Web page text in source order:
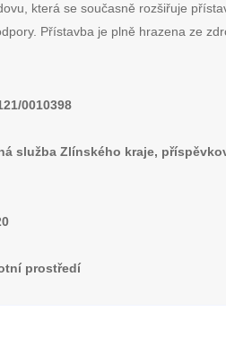
která se současně rozšiřuje
Přístavba je plně hrazena ze
0010398
služba Zlínského kraje,
prostředí